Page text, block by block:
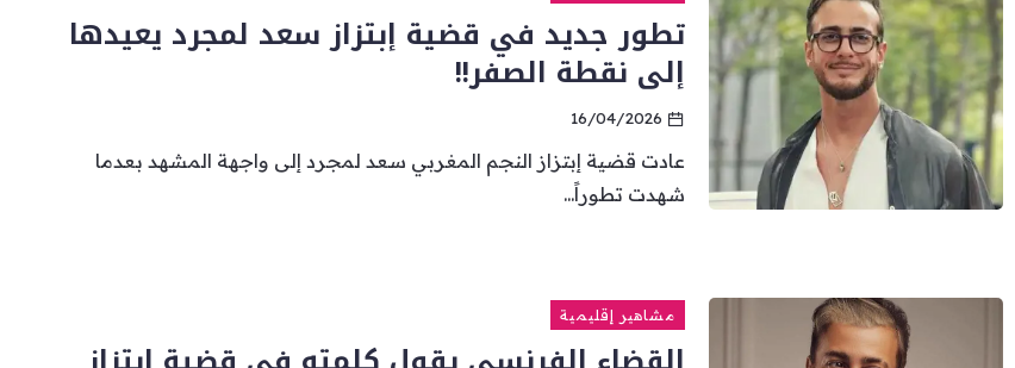
تطور جديد في قضية إبتزاز سعد لمجرد يعيدها
إلى نقطة الصفر!!
16/04/2026
عادت قضية إبتزاز النجم المغربي سعد لمجرد إلى واجهة المشهد بعدما
شهدت تطوراً...
مشاهير إقليمية